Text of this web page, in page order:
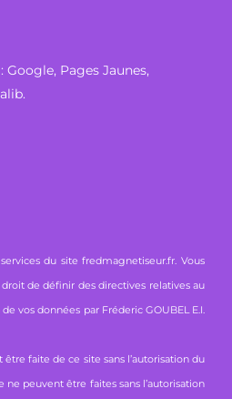
Google, Pages Jaunes,
.
du site fredmagnetiseur.fr. Vous
de définir des directives relatives au
vos données par Fréderic GOUBEL E.I.
faite de ce site sans l’autorisation du
peuvent être faites sans l’autorisation